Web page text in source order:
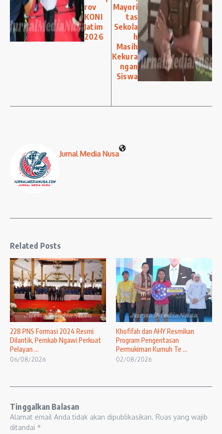
rov
KONI
Jatim
2026
Mayori
tas
Sekola
h
Masih
Kekura
ngan
Siswa
Jurnal Media Nusa
Related Posts
228 PNS Formasi 2024 Resmi
Dilantik, Pemkab Ngawi Perkuat
Pelayan ...
06/08/2026
Khofifah dan AHY Resmikan
Program Pengentasan
Permukiman Kumuh Te ...
02/08/2026
Tinggalkan Balasan
Alamat email Anda tidak akan dipublikasikan. Ruas yang wajib
ditandai *